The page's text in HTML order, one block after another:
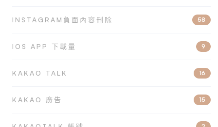
INSTAGRAM負面內容刪除 58
IOS APP 下載量 9
KAKAO TALK 16
KAKAO 廣告 15